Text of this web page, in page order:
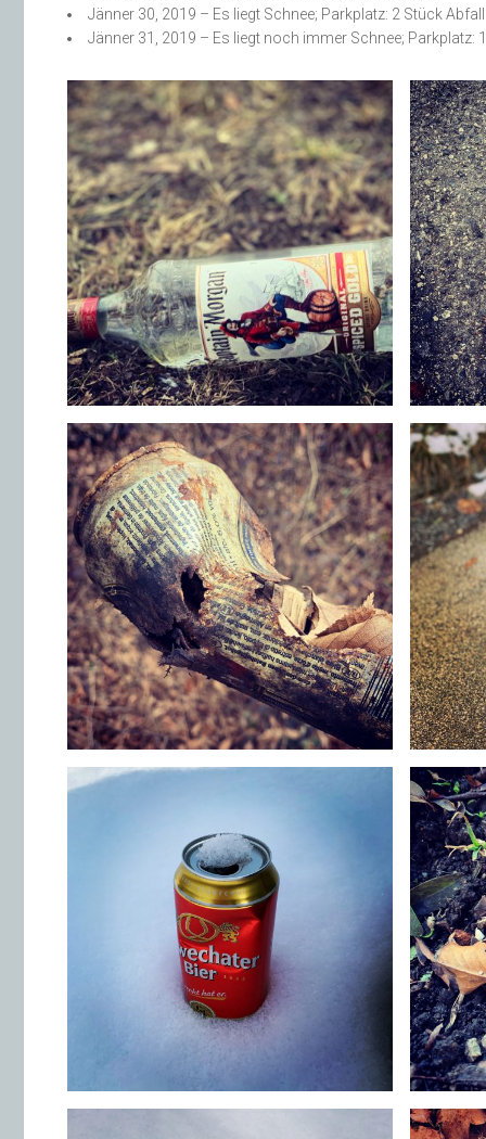
Jänner 30, 2019 – Es liegt Schnee; Parkplatz: 2 Stück Abfall
Jänner 31, 2019 – Es liegt noch immer Schnee; Parkplatz: